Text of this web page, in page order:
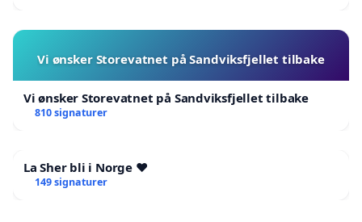
Vi ønsker Storevatnet på Sandviksfjellet tilbake
Vi ønsker Storevatnet på Sandviksfjellet tilbake
810 signaturer
La Sher bli i Norge ❤️
149 signaturer